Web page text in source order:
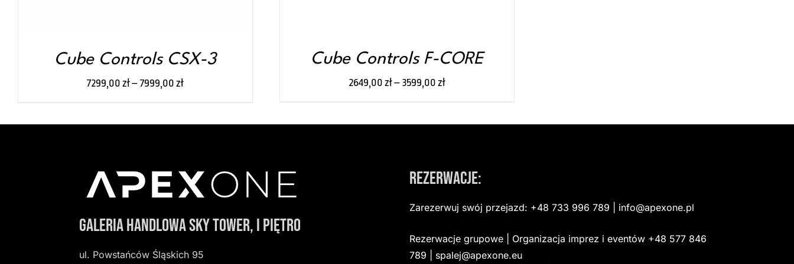
Cube Controls CSX-3
7299,00zł–7999,00zł
Cube Controls F-CORE
2649,00 zł– 3599,00 zł
Galeria Handlowa Sky Tower, I Piętro
ul. Powstańców Śląskich 95
Rezerwacje:
Zarezerwuj swój przejazd: +48 733 996 789 | info@apexone.pl
Rezerwacje grupowe | Organizacja imprez i eventów +48 577 846
789 | spalej@apexone.eu